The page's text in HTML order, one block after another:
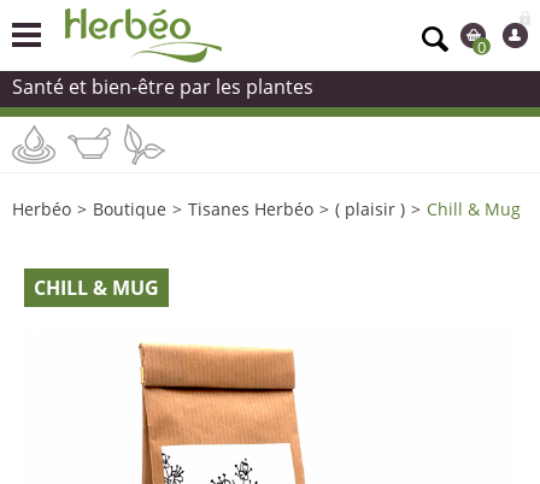
0
Santé et bien-être par les plantes
Herbéo > Boutique > Tisanes Herbéo > ( plaisir ) > Chill & Mug
CHILL & MUG